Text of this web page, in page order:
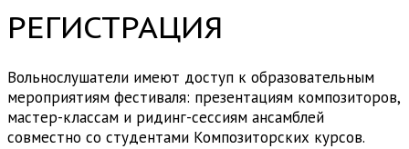
РЕГИСТРАЦИЯ
Вольнослушатели имеют доступ к образовательным
мероприятиям фестиваля: презентациям композиторов,
мастер-классам и ридинг-сессиям ансамблей
совместно со студентами Композиторских курсов.